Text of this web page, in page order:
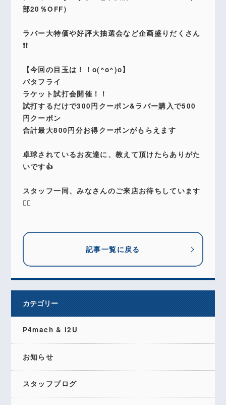
部20％OFF）
ラバー大特価や好評大抽選会など企画盛りだくさん
❗️❗️
【今回の目玉は！！o(^o^)o】
バタフライ
ラケット試打会開催！！
試打するだけで300円クーポン&ラバー購入で500
円クーポン
合計最大800円分お得クーポンがもらえます
卓球されているお友達に、教えて頂けたらありがた
いです👍
スタッフ一同、みなさんのご来店お待ちしています
🙇‍♂
記事一覧に戻る
カテゴリー
P4mach & i2U
お知らせ
スタッフブログ